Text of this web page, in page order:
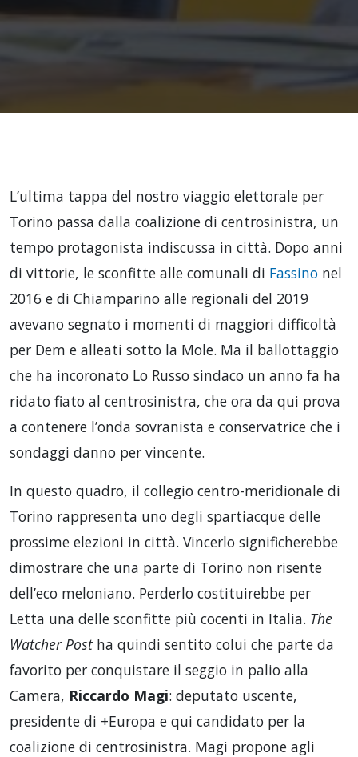
L’ultima tappa del nostro viaggio elettorale per
Torino passa dalla coalizione di centrosinistra, un
tempo protagonista indiscussa in città. Dopo anni
di vittorie, le sconfitte alle comunali di Fassino nel
2016 e di Chiamparino alle regionali del 2019
avevano segnato i momenti di maggiori difficoltà
per Dem e alleati sotto la Mole. Ma il ballottaggio
che ha incoronato Lo Russo sindaco un anno fa ha
ridato fiato al centrosinistra, che ora da qui prova
a contenere l’onda sovranista e conservatrice che i
sondaggi danno per vincente.
In questo quadro, il collegio centro-meridionale di
Torino rappresenta uno degli spartiacque delle
prossime elezioni in città. Vincerlo significherebbe
dimostrare che una parte di Torino non risente
dell’eco meloniano. Perderlo costituirebbe per
Letta una delle sconfitte più cocenti in Italia. The
Watcher Postha quindi sentito colui che parte da
favorito per conquistare il seggio in palio alla
Camera, Riccardo Magi: deputato uscente,
presidente di +Europa e qui candidato per la
coalizione di centrosinistra. Magi propone agli